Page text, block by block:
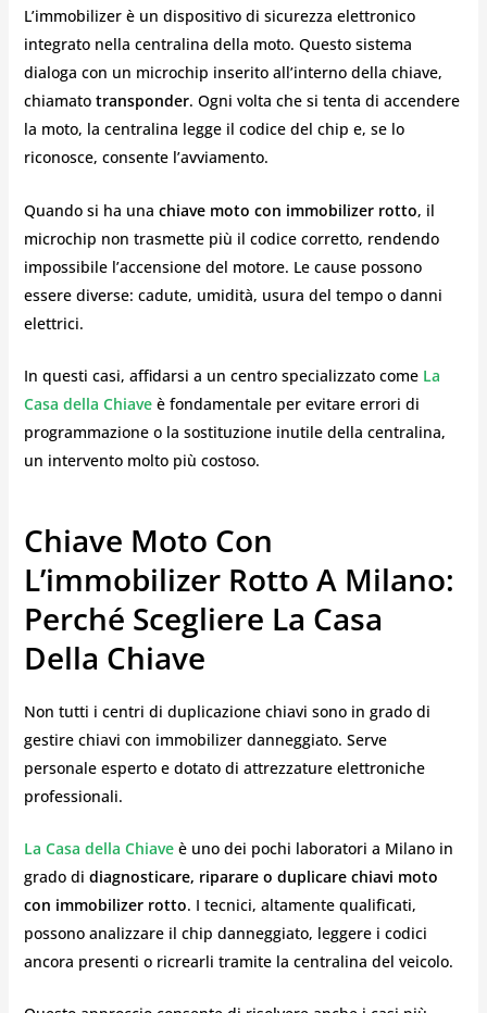
L’immobilizer è un dispositivo di sicurezza elettronico
integrato nella centralina della moto. Questo sistema
dialoga con un microchip inserito all’interno della chiave,
chiamato transponder. Ogni volta che si tenta di accendere
la moto, la centralina legge il codice del chip e, se lo
riconosce, consente l’avviamento.
Quando si ha una chiave moto con immobilizer rotto, il
microchip non trasmette più il codice corretto, rendendo
impossibile l’accensione del motore. Le cause possono
essere diverse: cadute, umidità, usura del tempo o danni
elettrici.
In questi casi, affidarsi a un centro specializzato come La
Casa della Chiaveè fondamentale per evitare errori di
programmazione o la sostituzione inutile della centralina,
un intervento molto più costoso.
Chiave Moto Con
L’immobilizer Rotto A Milano:
Perché Scegliere La Casa
Della Chiave
Non tutti i centri di duplicazione chiavi sono in grado di
gestire chiavi con immobilizer danneggiato. Serve
personale esperto e dotato di attrezzature elettroniche
professionali.
La Casa della Chiaveè uno dei pochi laboratori a Milano in
grado di diagnosticare, riparare o duplicare chiavi moto
con immobilizer rotto. I tecnici, altamente qualificati,
possono analizzare il chip danneggiato, leggere i codici
ancora presenti o ricrearli tramite la centralina del veicolo.